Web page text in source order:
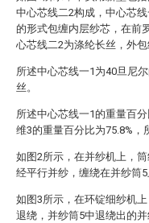
中心芯线二2构成，中心芯
的形式包缠内层纱芯，在前
心芯线二2为涤纶长丝，外包
所述中心芯线一1为40旦尼
丝。
所述中心芯线一1的重量百
维3的重量百分比为75.8%，
如图2所示，在并纱机上，
经平行并纱，缠绕在并纱筒5
如图3所示，在环锭细纱机
退绕，并纱筒5中退绕出的